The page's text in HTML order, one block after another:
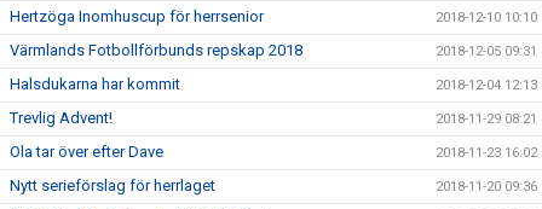
Hertzöga Inomhuscup för herrsenior 2018-12-10 10:10
Värmlands Fotbollförbunds repskap 2018 2018-12-05 09:31
Halsdukarna har kommit 2018-12-04 12:13
Trevlig Advent! 2018-11-29 08:21
Ola tar över efter Dave 2018-11-23 16:02
Nytt serieförslag för herrlaget 2018-11-20 09:36